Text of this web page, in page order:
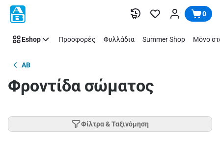
Παράλειψη 0
Eshop Προσφορές Φυλλάδια Summer Shop Μόνο
AB
Φροντίδα σώματος
Φίλτρα & Ταξινόμηση